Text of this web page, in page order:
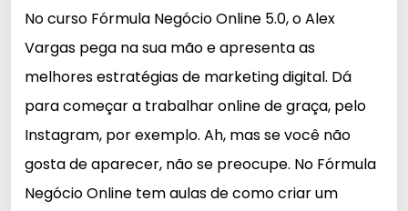
No curso Fórmula Negócio Online 5.0, o Alex
Vargas pega na sua mão e apresenta as
melhores estratégias de marketing digital. Dá
para começar a trabalhar online de graça, pelo
Instagram, por exemplo. Ah, mas se você não
gosta de aparecer, não se preocupe. No Fórmula
Negócio Online tem aulas de como criar um